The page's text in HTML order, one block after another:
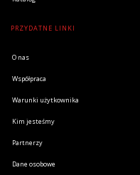
PRZYDATNE LINKI
O nas
Współpraca
Warunki użytkownika
Kim jesteśmy
Partnerzy
Dane osobowe